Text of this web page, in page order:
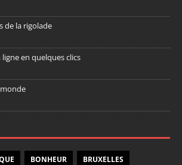
de la rigolade
en quelques clics
BONHEUR BRUXELLES